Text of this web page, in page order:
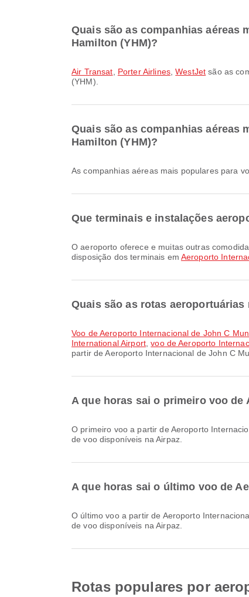
Quais são as companhias aéreas
Hamilton (YHM)?
Air Transat Porter Airlines,WestJet são as
(YHM).
Quais são as companhias aéreas
Hamilton (YHM)?
As companhias aéreas mais populares para
Que terminais e instalações
O aeroporto oferece e muitas outras comodidades para melhorar a sua experiência de viagem. Pode consultar informações detalhadas sobre as instalações e a
disposição dos terminais em Aeroporto
Quais são as rotas
voo de Aeroporto Internacional de John C
International Airport,voo de Aeroporto
partir de Aeroporto Internacional de John C
A que horas sai o primeiro voo
O primeiro voo a partir de Aeroporto Internacional de John C Munro Hamilton com a Porter Airlines parte às 07:25. Pode consultar este horário e comparar outras opções
de voo disponíveis na Airpaz.
A que horas sai o último voo de
O último voo a partir de Aeroporto Internacional de John C Munro Hamilton com a Porter Airlines parte às 20:35. Pode consultar este horário e comparar outras opções
de voo disponíveis na Airpaz.
Rotas populares por